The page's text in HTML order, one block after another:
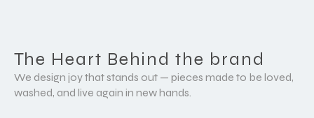
The Heart Behind the brand
We design joy that stands out — pieces made to be loved,
washed, and live again in new hands.